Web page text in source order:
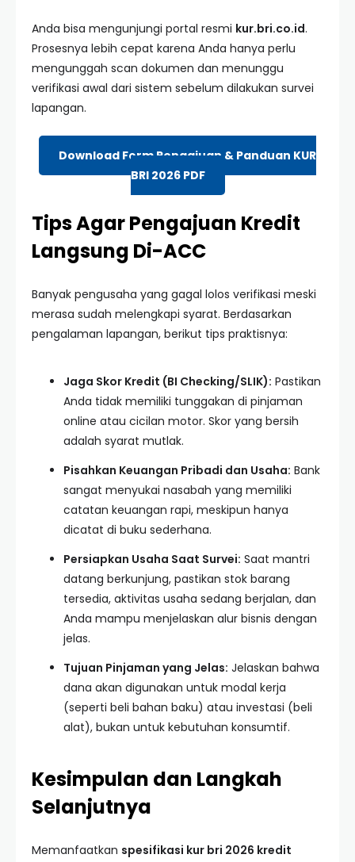
Anda bisa mengunjungi portal resmi kur.bri.co.id.
Prosesnya lebih cepat karena Anda hanya perlu
mengunggah scan dokumen dan menunggu
verifikasi awal dari sistem sebelum dilakukan survei
lapangan.
Download Form Pengajuan & Panduan KUR
BRI 2026 PDF
Tips Agar Pengajuan Kredit
Langsung Di-ACC
Banyak pengusaha yang gagal lolos verifikasi meski
merasa sudah melengkapi syarat. Berdasarkan
pengalaman lapangan, berikut tips praktisnya:
Jaga Skor Kredit (BI Checking/SLIK): Pastikan
Anda tidak memiliki tunggakan di pinjaman
online atau cicilan motor. Skor yang bersih
adalah syarat mutlak.
Pisahkan Keuangan Pribadi dan Usaha: Bank
sangat menyukai nasabah yang memiliki
catatan keuangan rapi, meskipun hanya
dicatat di buku sederhana.
Persiapkan Usaha Saat Survei: Saat mantri
datang berkunjung, pastikan stok barang
tersedia, aktivitas usaha sedang berjalan, dan
Anda mampu menjelaskan alur bisnis dengan
jelas.
Tujuan Pinjaman yang Jelas: Jelaskan bahwa
dana akan digunakan untuk modal kerja
(seperti beli bahan baku) atau investasi (beli
alat), bukan untuk kebutuhan konsumtif.
Kesimpulan dan Langkah
Selanjutnya
Memanfaatkan spesifikasi kur bri 2026 kredit